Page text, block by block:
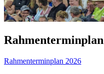
Rahmenterminplan
Rahmenterminplan 2026